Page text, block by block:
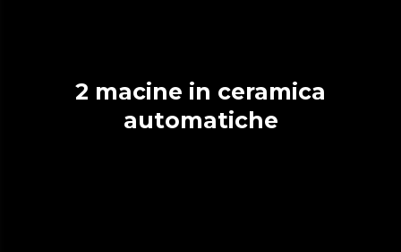
2 macine in ceramica
automatiche